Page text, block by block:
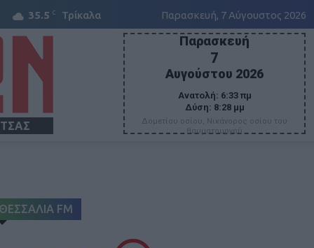
35.5 C Τρίκαλα Παρασκευή, 7 Αύγουστος 2026
Παρασκευή
7
Αυγούστου 2026
Ανατολή: 6:33 πμ
Δύση: 8:28 μμ
Δομετίου οσίου, Νικάνορος οσίου του
θαυματουργού
ΘΕΣΣΑΛΙΑ FM